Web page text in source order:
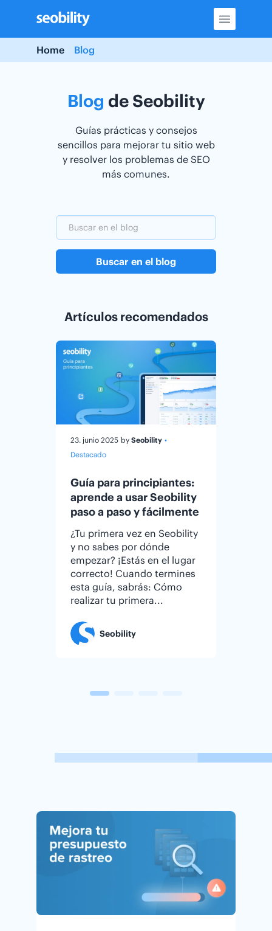
content
Home
Blog
Blog de Seobility
Guías prácticas y consejos
sencillos para mejorar tu sitio web
y resolver los problemas de SEO
más comunes.
Buscar en el blog
Artículos recomendados
23. junio 2025 by Seobility •
Destacado
Guía para principiantes:
aprende a usar Seobility
paso a paso y fácilmente
¿Tu primera vez en Seobility
y no sabes por dónde
empezar? ¡Estás en el lugar
correcto! Cuando termines
esta guía, sabrás: Cómo
realizar tu primera...
Seobility